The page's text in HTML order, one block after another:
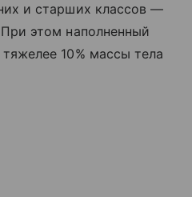
и старших классов —
этом наполненный
10% массы тела